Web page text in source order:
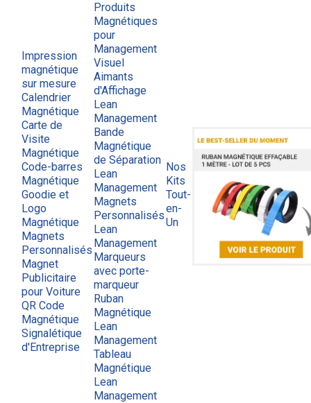
Impression
magnétique
sur mesure
Calendrier
Magnétique
Carte de
Visite
Magnétique
Code-barres
Magnétique
Goodie et
Logo
Magnétique
Magnets
Personnalisés
Magnet
Publicitaire
pour Voiture
QR Code
Magnétique
Signalétique
d'Entreprise
Produits
Magnétiques
pour
Management
Visuel
Aimants
d'Affichage
Lean
Management
Bande
Magnétique
de Séparation
Lean
Management
Magnets
Personnalisés
Lean
Management
Marqueurs
avec porte-
marqueur
Ruban
Magnétique
Lean
Management
Tableau
Magnétique
Lean
Management
Nos
Kits
Tout-
en-
Un